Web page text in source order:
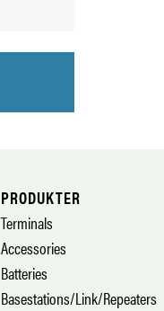
PRODUKTER
Terminals
Accessories
Batteries
Basestations/Link/Repeaters